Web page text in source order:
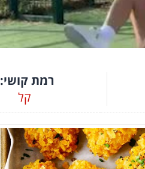
00:00 01:04
רמת קושי:
קל